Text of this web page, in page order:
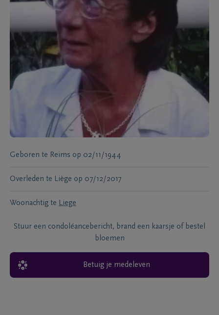
Geboren te Reims op 02/11/1944
Overleden te Liège op 07/12/2017
Woonachtig te Liege
Stuur een condoléancebericht, brand een kaarsje of bestel
bloemen
Betuig je medeleven